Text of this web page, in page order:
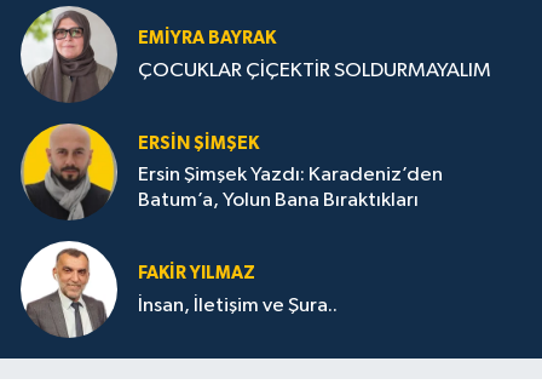
EMIYRA BAYRAK
ÇOCUKLAR ÇİÇEKTİR SOLDURMAYALIM
ERSIN ŞIMŞEK
Ersin Şimşek Yazdı: Karadeniz’den
Batum’a, Yolun Bana Bıraktıkları
FAKIR YILMAZ
İnsan, İletişim ve Şura..